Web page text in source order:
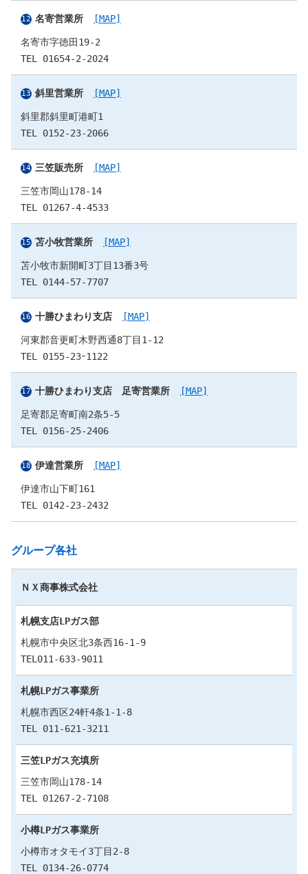
名寄営業所 [MAP]
名寄市字徳田19-2
TEL 01654-2-2024
斜里営業所 [MAP]
斜里郡斜里町港町1
TEL 0152-23-2066
三笠販売所 [MAP]
三笠市岡山178-14
TEL 01267-4-4533
苫小牧営業所 [MAP]
苫小牧市新開町3丁目13番3号
TEL 0144-57-7707
十勝ひまわり支店 [MAP]
河東郡音更町木野西通8丁目1-12
TEL 0155-23ｰ1122
十勝ひまわり支店 足寄営業所 [MAP]
足寄郡足寄町南2条5-5
TEL 0156-25-2406
伊達営業所 [MAP]
伊達市山下町161
TEL 0142-23-2432
グループ各社
ＮＸ商事株式会社
札幌支店LPガス部
札幌市中央区北3条西16-1-9
TEL011-633-9011
札幌LPガス事業所
札幌市西区24軒4条1-1-8
TEL 011-621-3211
三笠LPガス充填所
三笠市岡山178-14
TEL 01267-2-7108
小樽LPガス事業所
小樽市オタモイ3丁目2-8
TEL 0134-26-0774